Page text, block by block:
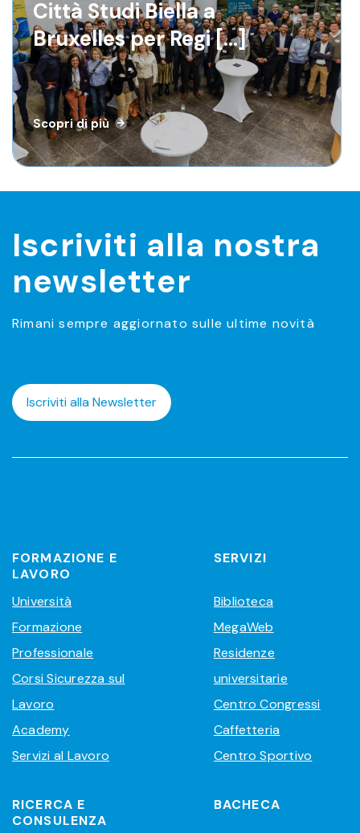
Città Studi Biella a Bruxelles
per Regi [...]
Scopri di più
Città Studi Biella a
Bruxelles per Regi [...]
Scopri di più
Iscriviti alla nostra
newsletter
Rimani sempre aggiornato sulle ultime novità
Iscriviti alla Newsletter
FORMAZIONE E
LAVORO
Università
Formazione
Professionale
Corsi Sicurezza sul
Lavoro
Academy
Servizi al Lavoro
SERVIZI
Biblioteca
MegaWeb
Residenze
universitarie
Centro Congressi
Caffetteria
Centro Sportivo
RICERCA E
CONSULENZA
BACHECA